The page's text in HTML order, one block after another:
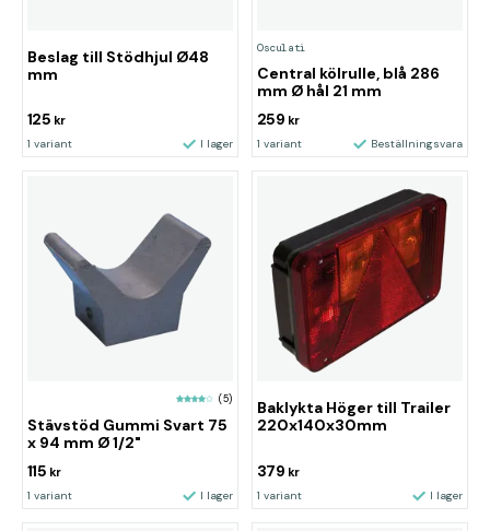
Beslag till Stödhjul Ø48
mm
125 kr
1 variant I lager
Osculati
Central kölrulle, blå 286
mm Ø hål 21 mm
259 kr
1 variant Beställningsvara
(5)
Stävstöd Gummi Svart 75
x 94 mm Ø 1/2"
115 kr
1 variant I lager
Baklykta Höger till Trailer
220x140x30mm
379 kr
1 variant I lager